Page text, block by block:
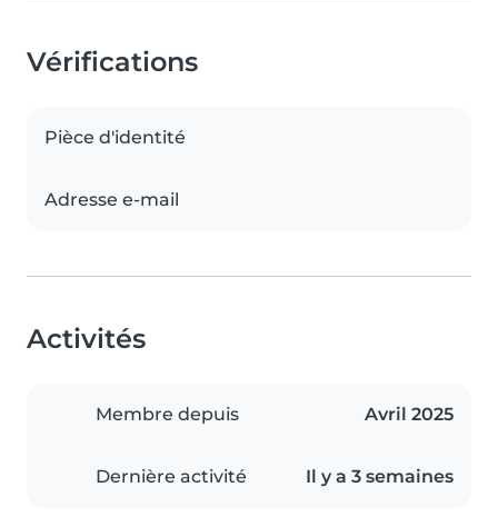
Vérifications
Pièce d'identité
Adresse e-mail
Activités
Membre depuis Avril 2025
Dernière activité Il y a 3 semaines